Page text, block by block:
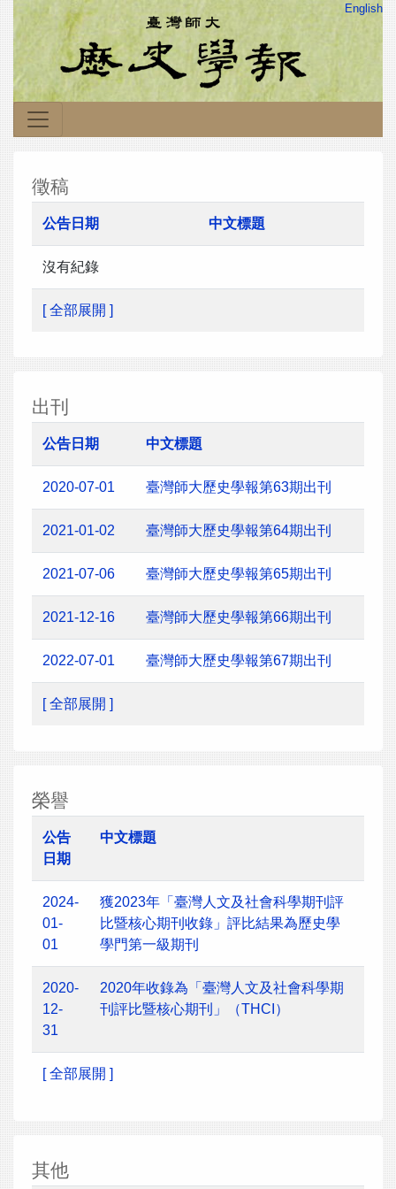
English
徵稿
公告日期 中文標題
沒有紀錄
[ 全部展開 ]
出刊
公告日期 中文標題
2020-07-01 臺灣師大歷史學報第63期出刊
2021-01-02 臺灣師大歷史學報第64期出刊
2021-07-06 臺灣師大歷史學報第65期出刊
2021-12-16 臺灣師大歷史學報第66期出刊
2022-07-01 臺灣師大歷史學報第67期出刊
[ 全部展開 ]
榮譽
公告
日期
中文標題
2024-
01-
01
獲2023年「臺灣人文及社會科學期刊評
比暨核心期刊收錄」評比結果為歷史學
學門第一級期刊
2020-
12-
31
2020年收錄為「臺灣人文及社會科學期
刊評比暨核心期刊」（THCI）
[ 全部展開 ]
其他